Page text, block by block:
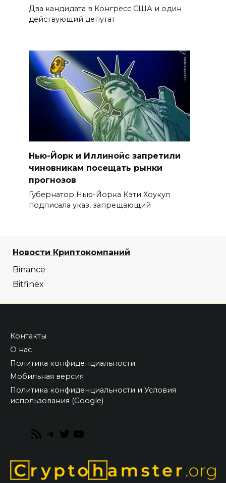
Два кандидата в Конгресс США и один
действующий депутат
Нью-Йорк и Иллинойс запретили
чиновникам посещать рынки
прогнозов
Губернатор Нью-Йорка Кэти Хоукул
подписала указ, запрещающий
Новости Криптокомпаний
Binance
Bitfinex
Контакты
О нас
Политика конфиденциальности
Мобильная версия
Политика конфиденциальности и Условия
использования (Google)
RSS
Telegram
Twitter